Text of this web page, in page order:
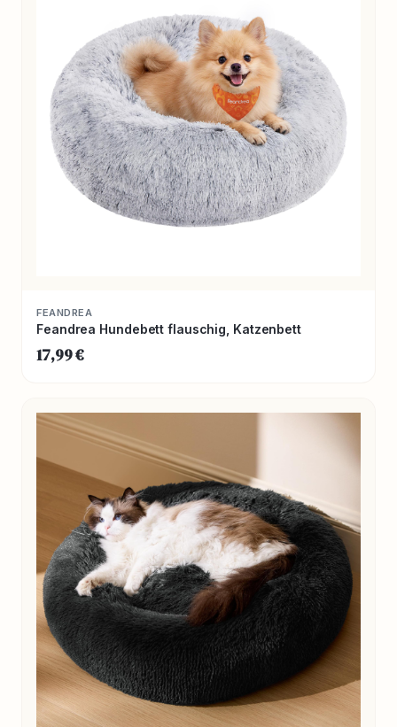
FEANDREA
Feandrea Hundebett flauschig, Katzenbett
17,99 €